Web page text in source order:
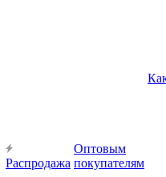
Распродажа
Оптовым
покупателям